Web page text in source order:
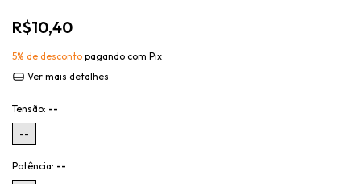
R$10,40
5% de desconto pagando com Pix
Ver mais detalhes
Tensão: --
--
Potência: --